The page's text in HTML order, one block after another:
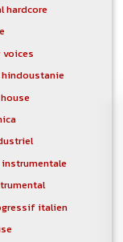
hardcore
voices
italien